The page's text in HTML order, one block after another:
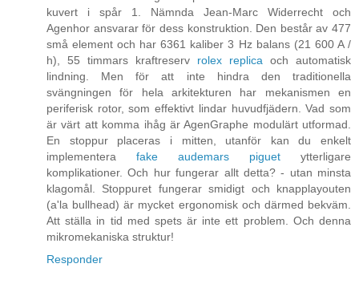
kuvert i spår 1. Nämnda Jean-Marc Widerrecht och
Agenhor ansvarar för dess konstruktion. Den består av 477
små element och har 6361 kaliber 3 Hz balans (21 600 A /
h), 55 timmars kraftreserv rolex replica och automatisk
lindning. Men för att inte hindra den traditionella
svängningen för hela arkitekturen har mekanismen en
periferisk rotor, som effektivt lindar huvudfjädern. Vad som
är värt att komma ihåg är AgenGraphe modulärt utformad.
En stoppur placeras i mitten, utanför kan du enkelt
implementera fake audemars piguet ytterligare
komplikationer. Och hur fungerar allt detta? - utan minsta
klagomål. Stoppuret fungerar smidigt och knapplayouten
(a'la bullhead) är mycket ergonomisk och därmed bekväm.
Att ställa in tid med spets är inte ett problem. Och denna
mikromekaniska struktur!
Responder